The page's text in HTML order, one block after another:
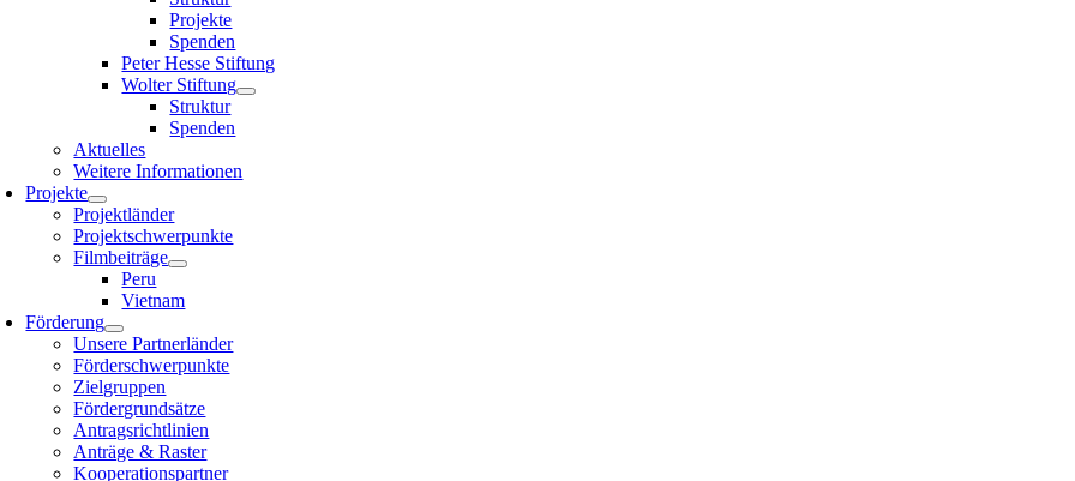
Projekte
Spenden
Peter Hesse Stiftung
Wolter Stiftung
Struktur
Spenden
Aktuelles
Weitere Informationen
Projekte
Projektländer
Projektschwerpunkte
Filmbeiträge
Peru
Vietnam
Förderung
Unsere Partnerländer
Förderschwerpunkte
Zielgruppen
Fördergrundsätze
Antragsrichtlinien
Anträge & Raster
Kooperationspartner